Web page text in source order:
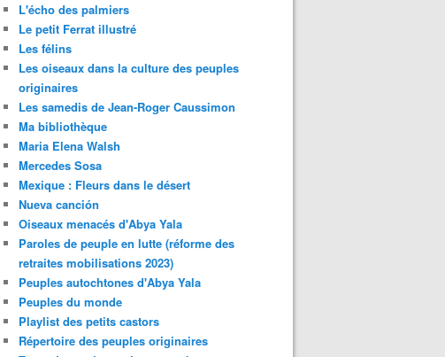
L'écho des palmiers
Le petit Ferrat illustré
Les félins
Les oiseaux dans la culture des peuples
originaires
Les samedis de Jean-Roger Caussimon
Ma bibliothèque
Maria Elena Walsh
Mercedes Sosa
Mexique : Fleurs dans le désert
Nueva canción
Oiseaux menacés d'Abya Yala
Paroles de peuple en lutte (réforme des
retraites mobilisations 2023)
Peuples autochtones d'Abya Yala
Peuples du monde
Playlist des petits castors
Répertoire des peuples originaires